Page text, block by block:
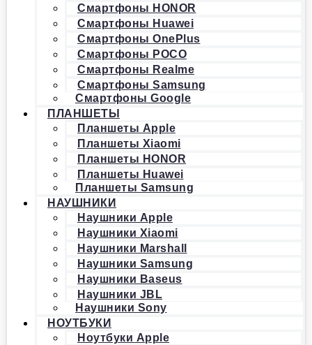
Смартфоны HONOR
Смартфоны Huawei
Смартфоны OnePlus
Смартфоны POCO
Смартфоны Realme
Смартфоны Samsung
Смартфоны Google
ПЛАНШЕТЫ
Планшеты Apple
Планшеты Xiaomi
Планшеты HONOR
Планшеты Huawei
Планшеты Samsung
НАУШНИКИ
Наушники Apple
Наушники Xiaomi
Наушники Marshall
Наушники Samsung
Наушники Baseus
Наушники JBL
Наушники Sony
НОУТБУКИ
Ноутбуки Apple